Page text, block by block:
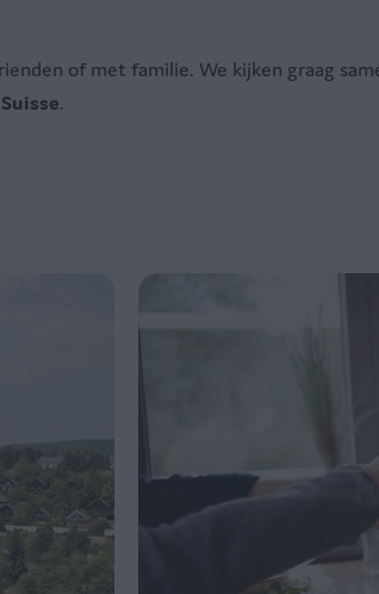
of met familie. We kijken graag
.